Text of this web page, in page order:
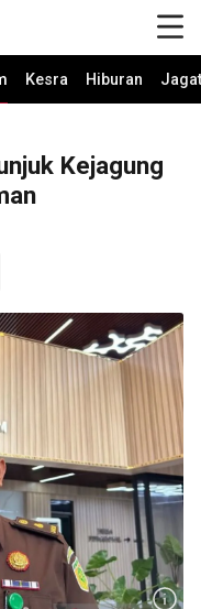
Kesra Hiburan Jagat
Kejagung